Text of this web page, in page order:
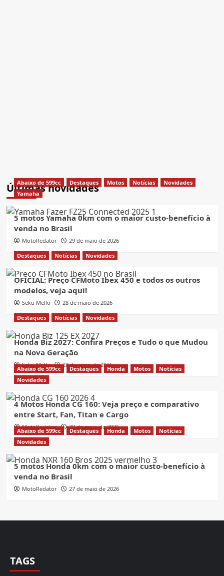
Últimas novidades
Abaixo de 599cc Destaques Motos Notícias
Novidades
Yamaha
5 motos Yamaha 0km com o maior custo-benefício à
venda no Brasil
MotoRedator
29 de maio de 2026
Destaques
Notícias Novidades
OFICIAL: Preço CFMoto Ibex 450 e todos os outros
modelos, veja aqui!
Seku Mello
28 de maio de 2026
Destaques
Notícias Novidades
Honda Biz 2027: Confira Preços e Tudo o que Mudou
na Nova Geração
Seku Mello 28 de maio de 2026
Abaixo de 599cc Destaques Honda Motos
Notícias
Novidades
4 Motos Honda CG 160: Veja preço e comparativo
entre Start, Fan, Titan e Cargo
MotoRedator 28 de maio de 2026
Abaixo de 599cc Destaques Honda Motos
Notícias
Novidades
5 motos Honda 0km com o maior custo-benefício à
venda no Brasil
MotoRedator 27 de maio de 2026
TAGS